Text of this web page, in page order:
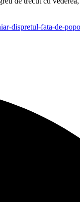
dispretul-fata-de-